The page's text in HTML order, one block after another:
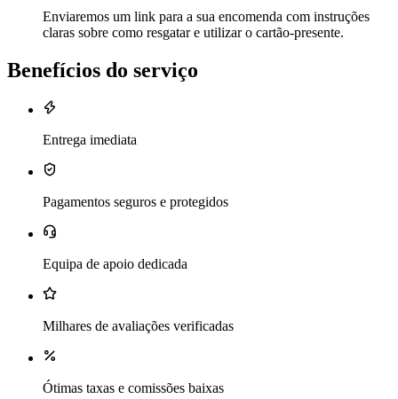
Enviaremos um link para a sua encomenda com instruções
claras sobre como resgatar e utilizar o cartão-presente.
Benefícios do serviço
Entrega imediata
Pagamentos seguros e protegidos
Equipa de apoio dedicada
Milhares de avaliações verificadas
Ótimas taxas e comissões baixas